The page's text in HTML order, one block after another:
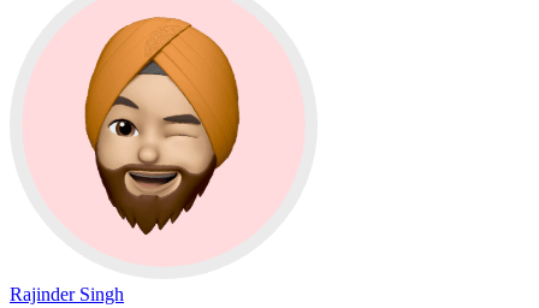
Rajinder Singh